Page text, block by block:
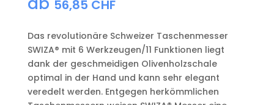
56,85 CHF
Das revolutionäre Schweizer Taschenmesser
SWIZA® mit 6 Werkzeugen/11 Funktionen liegt
dank der geschmeidigen Olivenholzschale
optimal in der Hand und kann sehr elegant
veredelt werden. Entgegen herkömmlichen